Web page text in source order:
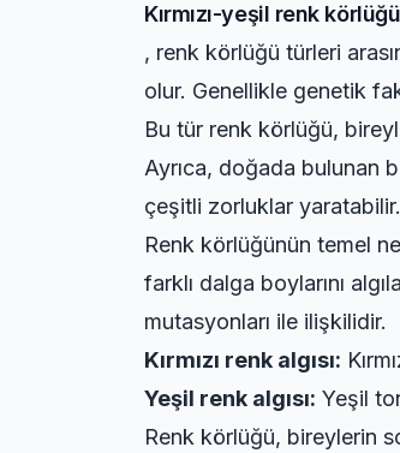
Kırmızı-yeşil renk körlüğü
, renk körlüğü türleri
olur. Genellikle genetik
Bu tür renk körlüğü,
Ayrıca, doğada bulunan
çeşitli zorluklar yaratabilir.
Renk körlüğünün temel
farklı dalga boylarını
mutasyonları ile ilişkilidir.
Kırmızı renk algısı:
Yeşil renk algısı: Yeşil
Renk körlüğü, bireylerin